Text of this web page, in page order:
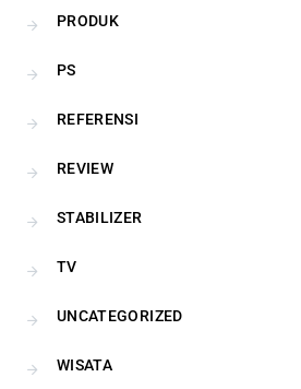
PRODUK
PS
REFERENSI
REVIEW
STABILIZER
TV
UNCATEGORIZED
WISATA